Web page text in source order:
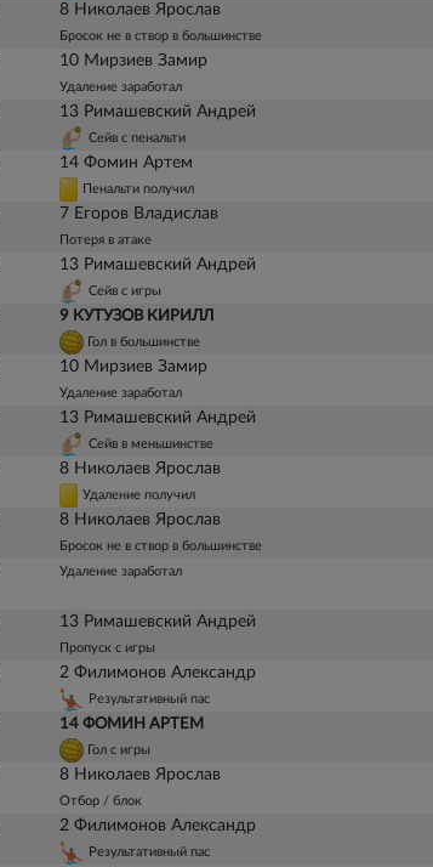
8 Николаев Ярослав
Бросок не в створ в большинстве
10 Мирзиев Замир
Удаление заработал
13 Римашевский Андрей
Сейв с пенальти
14 Фомин Артем
Пенальти получил
7 Егоров Владислав
Потеря в атаке
13 Римашевский Андрей
Сейв с игры
9 КУТУЗОВ КИРИЛЛ
Гол в большинстве
10 Мирзиев Замир
Удаление заработал
13 Римашевский Андрей
Сейв в меньшинстве
8 Николаев Ярослав
Удаление получил
8 Николаев Ярослав
Бросок не в створ в большинстве
Удаление заработал
13 Римашевский Андрей
Пропуск с игры
2 Филимонов Александр
Результативный пас
14 ФОМИН АРТЕМ
Гол с игры
8 Николаев Ярослав
Отбор / блок
2 Филимонов Александр
Результативный пас